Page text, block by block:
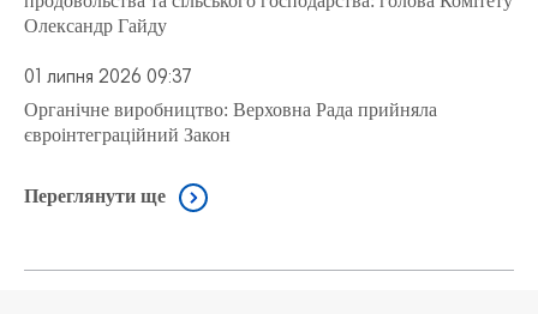
Олександр Гайду
01 липня 2026 09:37
Органічне виробництво: Верховна Рада прийняла
євроінтеграційний Закон
Переглянути ще